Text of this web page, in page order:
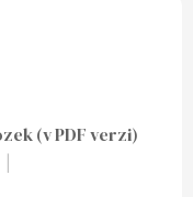
(v PDF verzi)